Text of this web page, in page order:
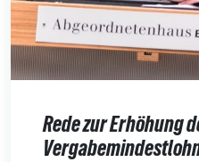
Rede zur Erhöhung